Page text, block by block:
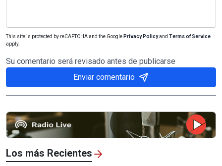
This site is protected by reCAPTCHA and the Google Privacy Policyand Terms of Service
apply.
Su comentario será revisado antes de publicarse
Enviar comentario
Los más Recientes